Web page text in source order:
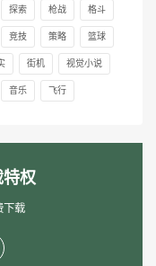
探索 枪战 格斗
竞技 策略 篮球
街机 视觉小说
音乐 飞行
特权
下载